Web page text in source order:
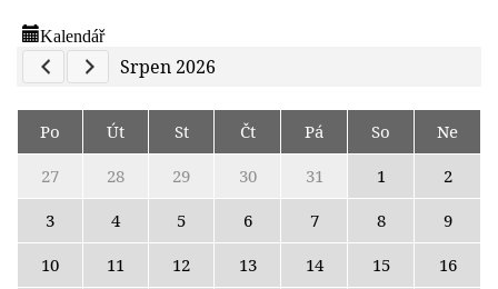
Kalendář
Previous Calendar
Next Calendar
Srpen 2026
Po Út St Čt Pá So
Ne
27
28 29 30 31 1
2
3
4 5 6 7 8
9
10
11 12 13 14 15
16